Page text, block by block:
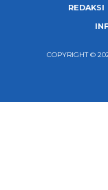
REDAKSI
COPYRIGHT ©